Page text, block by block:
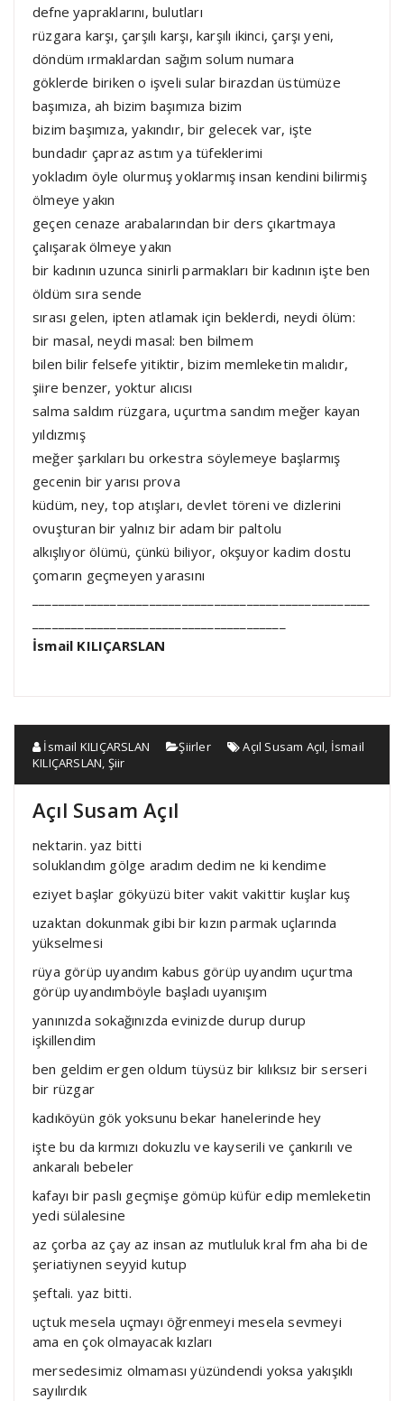
defne yapraklarını, bulutları
rüzgara karşı, çarşılı karşı, karşılı ikinci, çarşı yeni,
döndüm ırmaklardan sağım solum numara
göklerde biriken o işveli sular birazdan üstümüze
başımıza, ah bizim başımıza bizim
bizim başımıza, yakındır, bir gelecek var, işte
bundadır çapraz astım ya tüfeklerimi
yokladım öyle olurmuş yoklarmış insan kendini bilirmiş
ölmeye yakın
geçen cenaze arabalarından bir ders çıkartmaya
çalışarak ölmeye yakın
bir kadının uzunca sinirli parmakları bir kadının işte ben
öldüm sıra sende
sırası gelen, ipten atlamak için beklerdi, neydi ölüm:
bir masal, neydi masal: ben bilmem
bilen bilir felsefe yitiktir, bizim memleketin malıdır,
şiire benzer, yoktur alıcısı
salma saldım rüzgara, uçurtma sandım meğer kayan
yıldızmış
meğer şarkıları bu orkestra söylemeye başlarmış
gecenin bir yarısı prova
küdüm, ney, top atışları, devlet töreni ve dizlerini
ovuşturan bir yalnız bir adam bir paltolu
alkışlıyor ölümü, çünkü biliyor, okşuyor kadim dostu
çomarın geçmeyen yarasını
İsmail KILIÇARSLAN
İsmail KILIÇARSLAN Şiirler Açıl Susam Açıl, İsmail
KILIÇARSLAN, Şiir
Açıl Susam Açıl
nektarin. yaz bitti
soluklandım gölge aradım dedim ne ki kendime
eziyet başlar gökyüzü biter vakit vakittir kuşlar kuş
uzaktan dokunmak gibi bir kızın parmak uçlarında
yükselmesi
rüya görüp uyandım kabus görüp uyandım uçurtma
görüp uyandımböyle başladı uyanışım
yanınızda sokağınızda evinizde durup durup
işkillendim
ben geldim ergen oldum tüysüz bir kılıksız bir serseri
bir rüzgar
kadıköyün gök yoksunu bekar hanelerinde hey
işte bu da kırmızı dokuzlu ve kayserili ve çankırılı ve
ankaralı bebeler
kafayı bir paslı geçmişe gömüp küfür edip memleketin
yedi sülalesine
az çorba az çay az insan az mutluluk kral fm aha bi de
şeriatiynen seyyid kutup
şeftali. yaz bitti.
uçtuk mesela uçmayı öğrenmeyi mesela sevmeyi
ama en çok olmayacak kızları
mersedesimiz olmaması yüzündendi yoksa yakışıklı
sayılırdık